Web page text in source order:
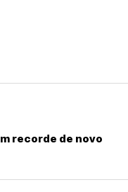
recorde de novo